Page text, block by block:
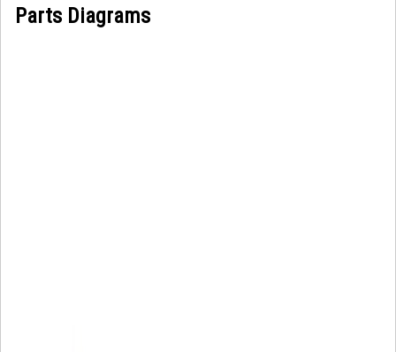
Parts Diagrams